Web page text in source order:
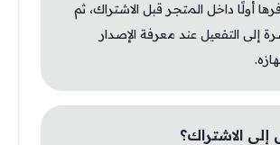
أولًا داخل المتجر قبل الاشتراك، ثم
إلى التفعيل عند معرفة الإصدار
الاشتراك؟